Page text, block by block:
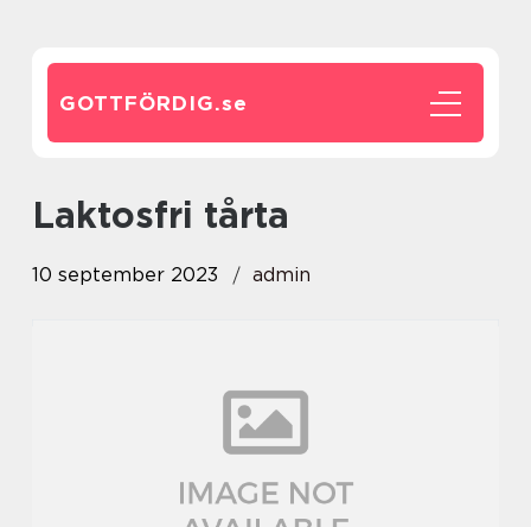
GOTTFÖRDIG.se
laktosfri tårta
10 september 2023 admin